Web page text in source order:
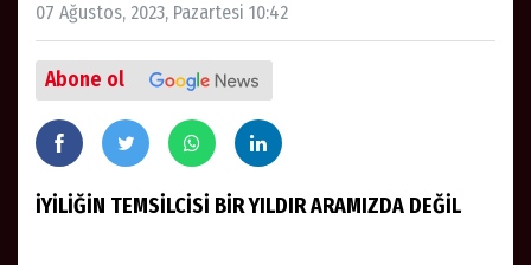
07 Ağustos, 2023, Pazartesi 10:42
Abone ol
İYİLİĞİN TEMSİLCİSİ BİR YILDIR ARAMIZDA DEĞİL